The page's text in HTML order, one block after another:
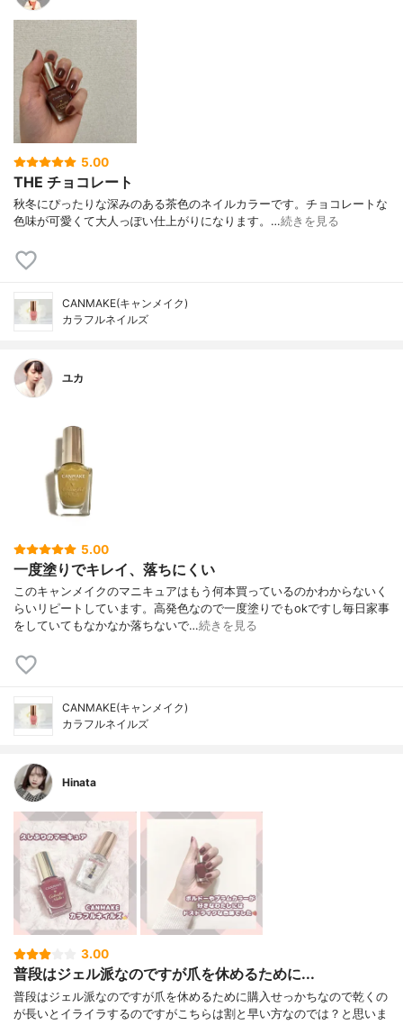
5.00
THE チョコレート
秋冬にぴったりな深みのある茶色のネイルカラーです。チョコレートな
色味が可愛くて大人っぽい仕上がりになります。…続きを見る
CANMAKE(キャンメイク)
カラフルネイルズ
ユカ
5.00
一度塗りでキレイ、落ちにくい
このキャンメイクのマニキュアはもう何本買っているのかわからないく
らいリピートしています。高発色なので一度塗りでもokですし毎日家事
をしていてもなかなか落ちないで…続きを見る
CANMAKE(キャンメイク)
カラフルネイルズ
Hinata
3.00
普段はジェル派なのですが爪を休めるために...
普段はジェル派なのですが爪を休めるために購入せっかちなので乾くの
が長いとイライラするのですがこちらは割と早い方なのでは？と思いま